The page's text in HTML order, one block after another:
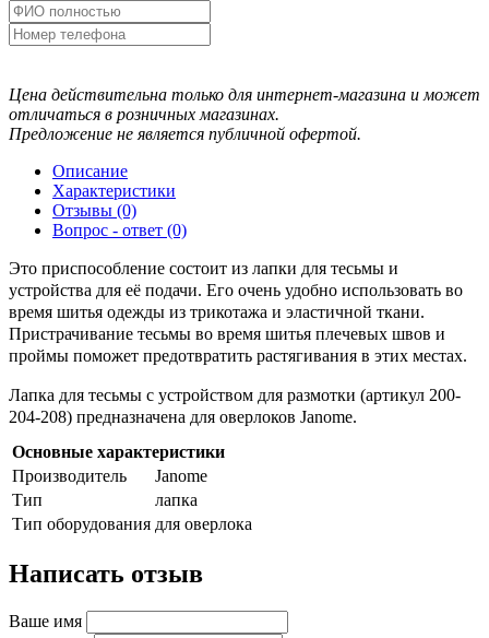
Цена действительна только для интернет-магазина и может
отличаться в розничных магазинах.
Предложение не является публичной офертой.
Описание
Характеристики
Отзывы (0)
Вопрос - ответ (0)
Это приспособление состоит из лапки для тесьмы и
устройства для её подачи. Его очень удобно использовать во
время шитья одежды из трикотажа и эластичной ткани.
Пристрачивание тесьмы во время шитья плечевых швов и
проймы поможет предотвратить растягивания в этих местах.
Лапка для тесьмы с устройством для размотки (артикул 200-
204-208) предназначена для оверлоков Janome.
Основные характеристики
Производитель
Janome
Тип
лапка
Тип оборудования для оверлока
Написать отзыв
Ваше имя